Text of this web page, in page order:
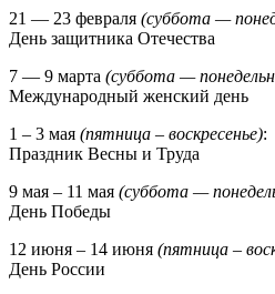
21 — 23 февраля (суббота —
День защитника Отечества
7 — 9 марта (суббота —
Международный женский день
1 – 3 мая (пятница – воскресенье):
Праздник Весны и Труда
9 мая – 11 мая (суббота —
День Победы
12 июня – 14 июня (пятница –
День России